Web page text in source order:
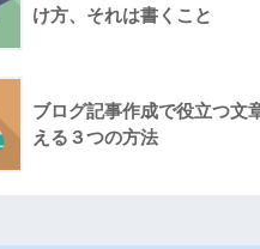
け方、それは書くこと
ブログ記事作成で役立つ文
える３つの方法